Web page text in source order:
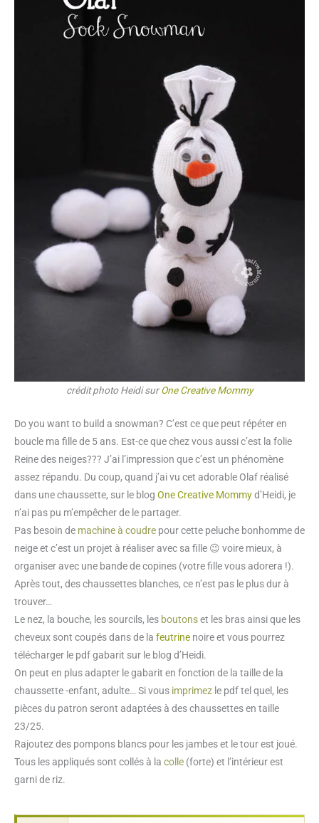
crédit photo Heidi surOne Creative Mommy
Do you want to build a snowman? C’est ce que peut répéter en
boucle ma fille de 5 ans. Est-ce que chez vous aussi c’est la folie
Reine des neiges??? J’ai l’impression que c’est un phénomène
assez répandu. Du coup, quand j’ai vu cet adorable Olaf réalisé
dans une chaussette, sur le blog One Creative Mommyd’Heidi, je
n’ai pas pu m’empêcher de le partager.
Pas besoin de machine à coudre pour cette peluche bonhomme de
neige et c’est un projet à réaliser avec sa fille 😉 voire mieux, à
organiser avec une bande de copines (votre fille vous adorera !).
Après tout, des chaussettes blanches, ce n’est pas le plus dur à
trouver…
Le nez, la bouche, les sourcils, les boutonset les bras ainsi que les
cheveux sont coupés dans de la feutrine noire et vous pourrez
télécharger le pdf gabarit sur le blog d’Heidi.
On peut en plus adapter le gabarit en fonction de la taille de la
chaussette -enfant, adulte… Si vous imprimez le pdf tel quel, les
pièces du patron seront adaptées à des chaussettes en taille
23/25.
Rajoutez des pompons blancs pour les jambes et le tour est joué.
Tous les appliqués sont collés à la colle (forte) et l’intérieur est
garni de riz.